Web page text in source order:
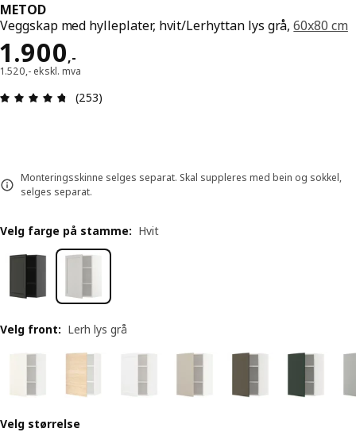
METOD
Veggskap med hylleplater, hvit/Lerhyttan lys grå,60x80 cm
1.900,-
Pris 1900,-
1.520,- ekskl. mva
Produktomtale: 4.7 ingen kundevurdering 5
(253)
Monteringsskinne selges separat. Skal suppleres med bein og sokkel,
selges separat.
Velg farge på stamme: Hvit
Velg front: Lerh lys grå
Velg størrelse